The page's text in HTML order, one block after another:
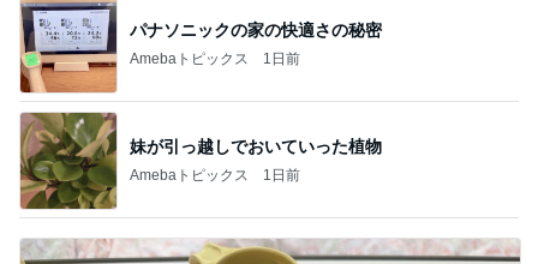
パナソニックの家の快適さの秘密
Amebaトピックス 1日前
妹が引っ越しでおいていった植物
Amebaトピックス 1日前